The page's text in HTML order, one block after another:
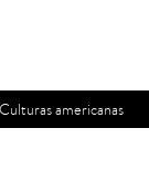
Culturas americanas